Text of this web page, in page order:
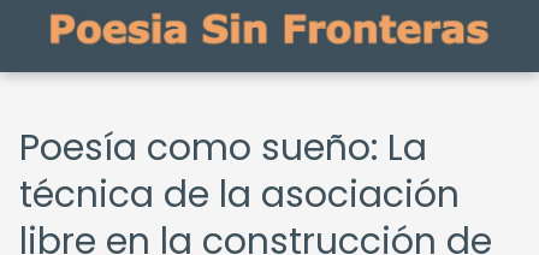
Poesía como sueño: La
técnica de la asociación
libre en la construcción de